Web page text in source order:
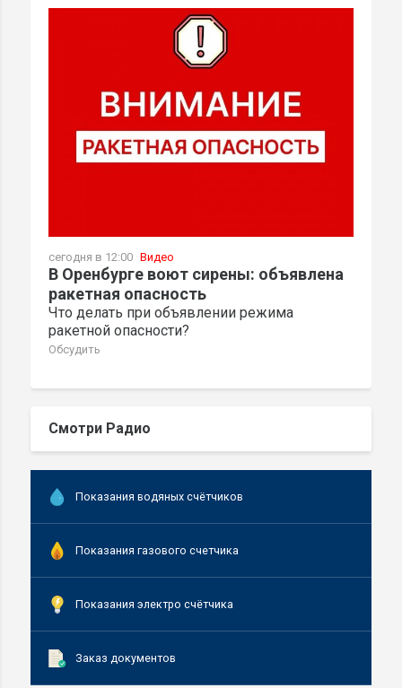
сегодня в 12:00 Видео
В Оренбурге воют сирены: объявлена
ракетная опасность
Что делать при объявлении режима
ракетной опасности?
Обсудить
Смотри Радио
Показания водяных счётчиков
Показания газового счетчика
Показания электро счётчика
Заказ документов